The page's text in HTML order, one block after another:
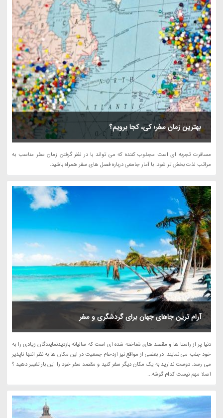
بهترین زمان سفر؛ کی، کجا برویم؟
مسافرت تجربه ای است مجذوب کننده که می تواند با در نظر گرفتن زمان سفر مناسب به
مراتب لذت بخش تر شود. با آمار جامعی درباره فصل های سفر همراه باشید.
آرام ترین جاهای جهان برای گردشگری و سفر
دنیا پر از راستا ها و مقصد های شناخته شده ای است که سالیانه بازدیدنمایندگان زیادی را به
خود جلب می نمایند. در بعضی از مواقع نیز ازدحام جمعیت در این مکان ها به نظر انتها ناپذیر
می رسد. دوست ندارید به یک مکان دیگر سفر کنید و مقصد سفر خود را این بار تغییر دهید ؟
اصلا مهم نیست کدام گوشه...